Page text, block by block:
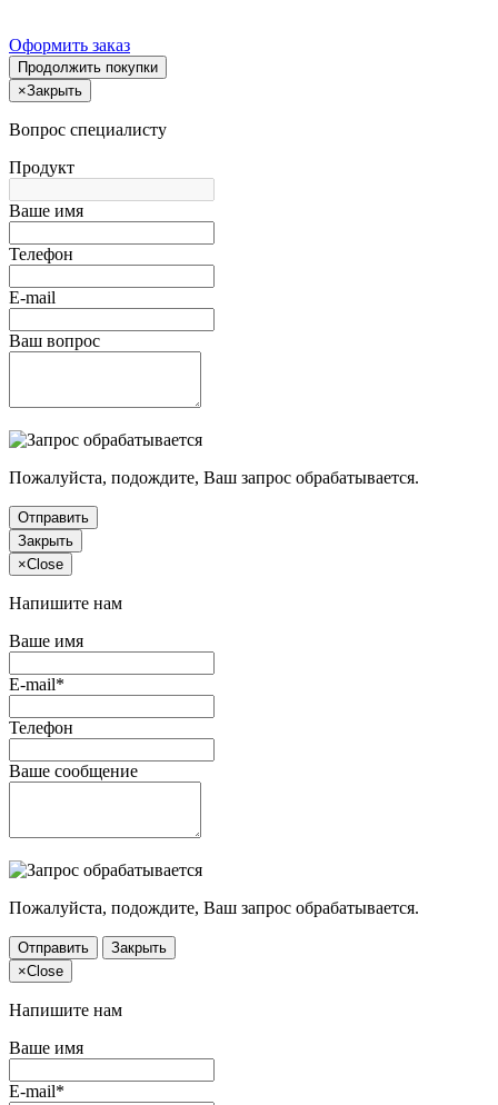
Оформить заказ
Продолжить покупки
×Закрыть
Вопрос специалисту
Продукт
Ваше имя
Телефон
E-mail
Ваш вопрос
Пожалуйста, подождите, Ваш запрос обрабатывается.
Отправить
Закрыть
×Close
Напишите нам
Ваше имя
E-mail*
Телефон
Ваше сообщение
Пожалуйста, подождите, Ваш запрос обрабатывается.
Отправить
Закрыть
×Close
Напишите нам
Ваше имя
E-mail*